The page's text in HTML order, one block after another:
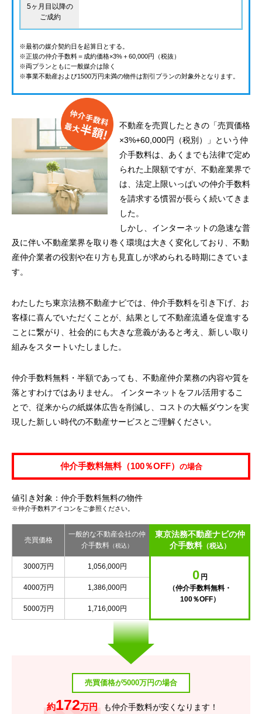
5ヶ月目以降の
ご成約
※最初の媒介契約日を起算日とする。
※正規の仲介手数料＝成約価格×3%＋60,000円（税抜）
※両プランともに一般媒介は除く
※事業不動産および1500万円未満の物件は割引プランの対象外となります。
不動産を売買したときの「売買価格
×3%+60,000円（税別）」という仲
介手数料は、あくまでも法律で定め
られた上限額ですが、不動産業界で
は、法定上限いっぱいの仲介手数料
を請求する慣習が長らく続いてきま
した。
しかし、インターネットの急速な普
及に伴い不動産業界を取り巻く環境は大きく変化しており、不動
産仲介業者の役割や在り方も見直しが求められる時期にきていま
す。
わたしたち東京法務不動産ナビでは、仲介手数料を引き下げ、お
客様に喜んでいただくことが、結果として不動産流通を促進する
ことに繋がり、社会的にも大きな意義があると考え、新しい取り
組みをスタートいたしました。
仲介手数料無料・半額であっても、不動産仲介業務の内容や質を
落とすわけではありません。 インターネットをフル活用するこ
とで、従来からの紙媒体広告を削減し、コストの大幅ダウンを実
現した新しい時代の不動産サービスとご理解ください。
仲介手数料無料（100％OFF） の場合
値引き対象：仲介手数料無料の物件
※仲介手数料アイコンをご参照ください。
売買価格
一般的な不動産会社の仲
介手数料 （税込）
東京法務不動産ナビの仲
介手数料（税込）
3000万円 1,056,000円
0 円
（仲介手数料無料・
100％OFF）
4000万円 1,386,000円
5000万円 1,716,000円
売買価格が5000万円の場合
約172万円 も仲介手数料が安くなります！